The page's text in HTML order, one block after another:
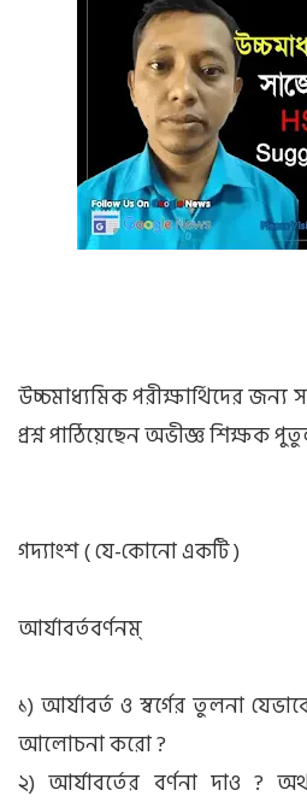
উচ্চমাধ্যমিক পরীক্ষার্থিদের জন্য
প্রশ্ন পাঠিয়েছেন অভীজ্ঞ শিক্ষক
গদ্যাংশ ( যে-কোনো একটি )
আর্যাবর্তবর্ণনম্
১) আর্যাবর্ত ও স্বর্গের তুলনা
আলোচনা করো ?
২) আর্যাবর্তের বর্ণনা দাও ?